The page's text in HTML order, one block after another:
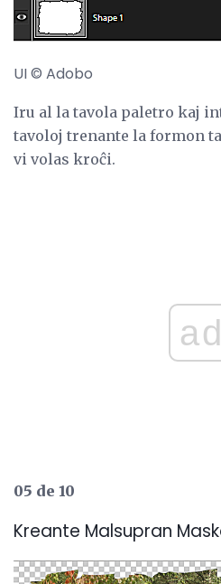
UI © Adobo
Iru al la tavola paletro kaj
tavoloj trenante la formon
vi volas kroĉi.
ad
05 de 10
Kreante Malsupran